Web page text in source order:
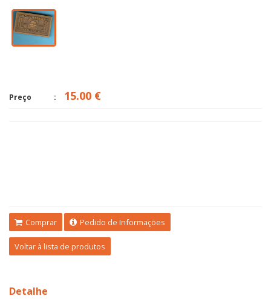
Preço 15.00 €
Comprar Pedido de Informações
Voltar à lista de produtos
Detalhe